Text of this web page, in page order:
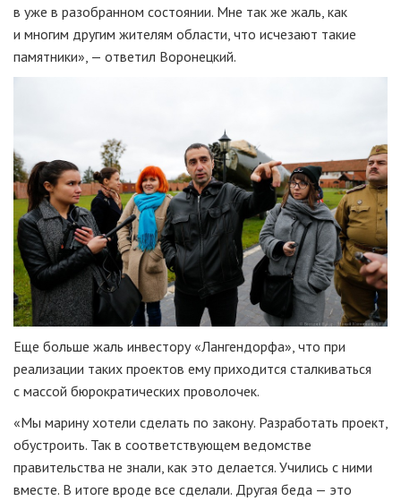
в уже в разобранном состоянии. Мне так же жаль, как
и многим другим жителям области, что исчезают такие
памятники», — ответил Воронецкий.
Еще больше жаль инвестору «Лангендорфа», что при
реализации таких проектов ему приходится сталкиваться
с массой бюрократических проволочек.
«Мы марину хотели сделать по закону. Разработать проект,
обустроить. Так в соответствующем ведомстве
правительства не знали, как это делается. Учились с ними
вместе. В итоге вроде все сделали. Другая беда — это